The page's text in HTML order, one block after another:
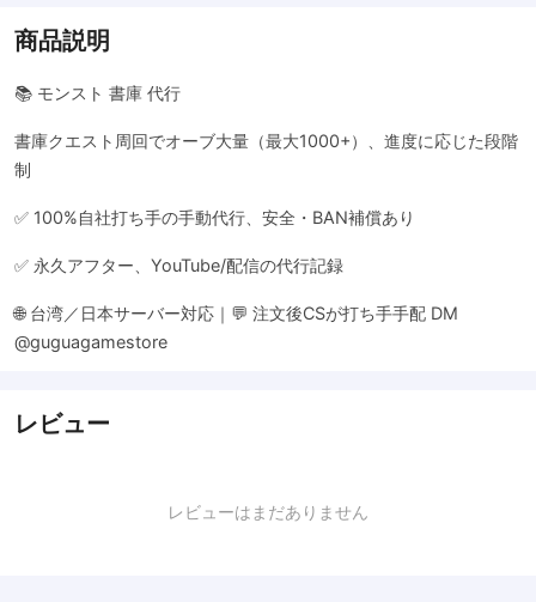
商品説明
📚 モンスト 書庫 代行
書庫クエスト周回でオーブ大量（最大1000+）、進度に応じた段階
制
✅ 100%自社打ち手の手動代行、安全・BAN補償あり
✅ 永久アフター、YouTube/配信の代行記録
🌐 台湾／日本サーバー対応｜💬 注文後CSが打ち手手配 DM
@guguagamestore
レビュー
レビューはまだありません